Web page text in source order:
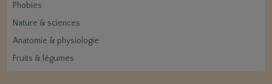
Phobies
Nature & sciences
Anatomie & physiologie
Fruits & légumes